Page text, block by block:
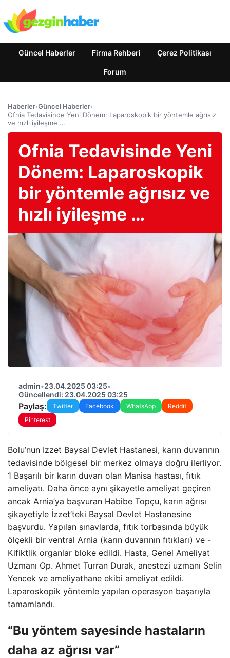
Güncel Haberler Firma Rehberi Çerez Politikası
Forum
Haberler›Güncel Haberler›
Ofnia Tedavisinde Yeni Dönem: Laparoskopik bir yöntemle ağrısız
ve hızlı iyileşme …
Ofnia Tedavisinde Yeni
Dönem: Laparoskopik
bir yöntemle ağrısız ve
hızlı iyileşme …
admin•23.04.2025 03:25•
Güncellendi: 23.04.2025 03:25
Paylaş: Twitter Facebook WhatsApp
Reddit
Pinterest
Bolu’nun Izzet Baysal Devlet Hastanesi, karın duvarının
tedavisinde bölgesel bir merkez olmaya doğru ilerliyor.
1 Başarılı bir karın duvarı olan Manisa hastası, fıtık
ameliyatı. Daha önce aynı şikayetle ameliyat geçiren
ancak Arnia’ya başvuran Habibe Topçu, karın ağrısı
şikayetiyle İzzet’teki Baysal Devlet Hastanesine
başvurdu. Yapılan sınavlarda, fıtık torbasında büyük
ölçekli bir ventral Arnia (karın duvarının fıtıkları) ve -
Kifiktlik organlar bloke edildi. Hasta, Genel Ameliyat
Uzmanı Op. Ahmet Turran Durak, anestezi uzmanı Selin
Yencek ve ameliyathane ekibi ameliyat edildi.
Laparoskopik yöntemle yapılan operasyon başarıyla
tamamlandı.
“Bu yöntem sayesinde hastaların
daha az ağrısı var”